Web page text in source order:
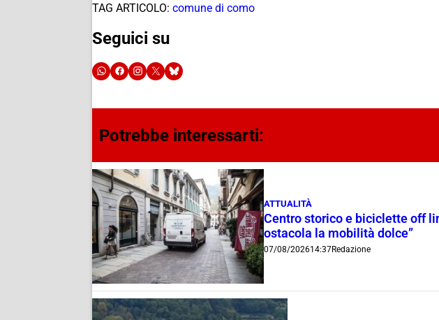
TAG ARTICOLO: comune di como
Seguici su
Potrebbe interessarti:
ATTUALITÀ
Centro storico e biciclette off
ostacola la mobilità dolce”
07/08/202614:37Redazione